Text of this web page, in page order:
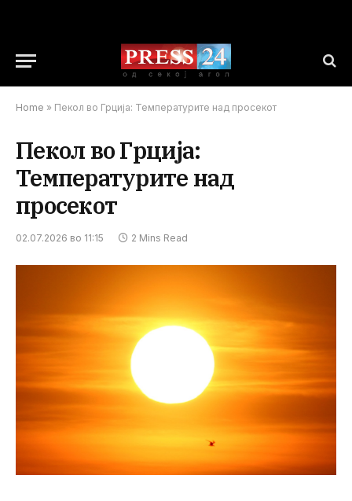
Home » Пекол во Грција: Температурите над просекот
Пекол во Грција:
Температурите над
просекот
02.07.2026 во 11:15 2 Mins Read